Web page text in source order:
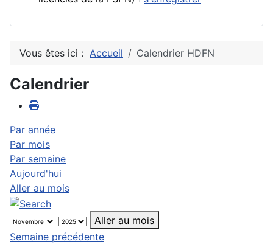
Vous êtes ici : Accueil Calendrier HDFN
Calendrier
Par année
Par mois
Par semaine
Aujourd'hui
Aller au mois
Aller au mois
Semaine précédente